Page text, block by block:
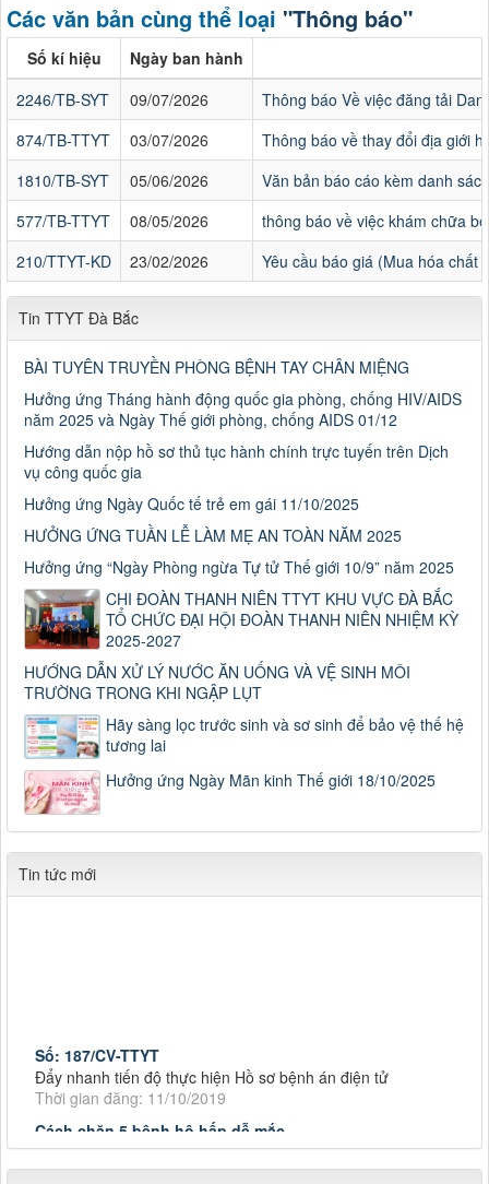
Các văn bản cùng thể loại "Thông báo"
Số kí hiệu
Ngày ban hành
2246/TB-SYT
09/07/2026
Thông báo Về việc đăng tải
874/TB-TTYT
03/07/2026
Thông báo về thay đổi địa giới
1810/TB-SYT
05/06/2026
Văn bản báo cáo kèm danh
577/TB-TTYT
08/05/2026
thông báo về việc khám chữa
210/TTYT-KD
23/02/2026 Yêu cầu báo giá (Mua hóa chất
Tin TTYT Đà Bắc
BÀI TUYÊN TRUYỀN PHÒNG BỆNH TAY CHÂN MIỆNG
Hưởng ứng Tháng hành động quốc gia phòng, chống HIV/AIDS
năm 2025 và Ngày Thế giới phòng, chống AIDS 01/12
Hướng dẫn nộp hồ sơ thủ tục hành chính trực tuyến trên Dịch
vụ công quốc gia
Hưởng ứng Ngày Quốc tế trẻ em gái 11/10/2025
HƯỞNG ỨNG TUẦN LỄ LÀM MẸ AN TOÀN NĂM 2025
Hưởng ứng “Ngày Phòng ngừa Tự tử Thế giới 10/9” năm 2025
CHI ĐOÀN THANH NIÊN TTYT KHU VỰC ĐÀ BẮC
TỔ CHỨC ĐẠI HỘI ĐOÀN THANH NIÊN NHIỆM KỲ
2025-2027
HƯỚNG DẪN XỬ LÝ NƯỚC ĂN UỐNG VÀ VỆ SINH MÔI
TRƯỜNG TRONG KHI NGẬP LỤT
Hãy sàng lọc trước sinh và sơ sinh để bảo vệ thế hệ
tương lai
Hưởng ứng Ngày Mãn kinh Thế giới 18/10/2025
Tin tức mới
Số: 187/CV-TTYT
Đẩy nhanh tiến độ thực hiện Hồ sơ bệnh án điện tử
Thời gian đăng: 11/10/2019
Cách chặn 5 bệnh hô hấp dễ mắc
Cách chặn 5 bệnh hô hấp dễ mắc
Thời gian đăng: 11/10/2019